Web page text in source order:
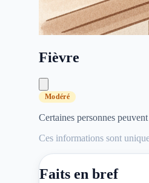
Fièvre
Modéré
Certaines personnes
Ces informations sont
Faits en bref